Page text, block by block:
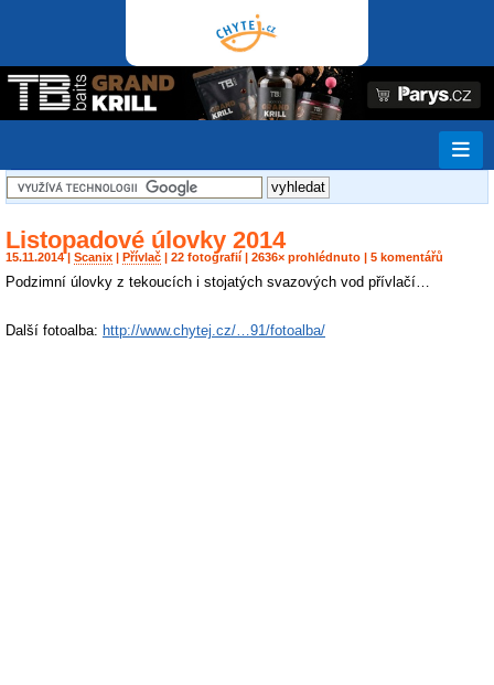
Listopadové úlovky 2014
15.11.2014 | Scanix Přívlač | 22 fotografií | 2636× prohlédnuto | 5 komentářů
Podzimní úlovky z tekoucích i stojatých svazových vod přívlačí…
Další fotoalba: http://www.chytej.cz/…91/fotoalba/